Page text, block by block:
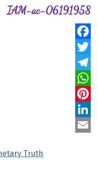
IAM-ac-06191958